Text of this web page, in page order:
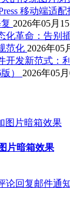
移动端适
2026年05月15
化革命：告别
范化 2026年05
开发新范式：
） 2026年05月
片暗箱效果